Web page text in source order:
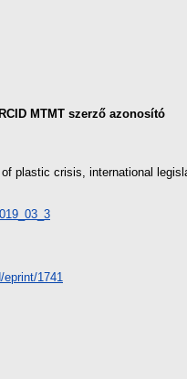
MTMT szerző azonosító
plastic crisis, international
eprint/1741